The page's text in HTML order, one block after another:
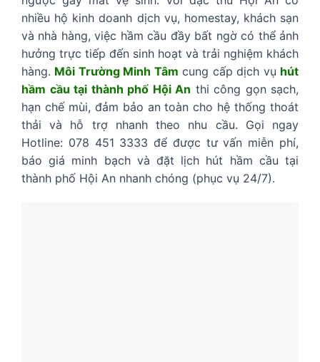
nhiều hộ kinh doanh dịch vụ, homestay, khách sạn
và nhà hàng, việc hầm cầu đầy bất ngờ có thể ảnh
hưởng trực tiếp đến sinh hoạt và trải nghiệm khách
hàng. Môi Trường Minh Tâm cung cấp dịch vụ hút
hầm cầu tại thành phố Hội An thi công gọn sạch,
hạn chế mùi, đảm bảo an toàn cho hệ thống thoát
thải và hỗ trợ nhanh theo nhu cầu. Gọi ngay
Hotline: 078 451 3333 để được tư vấn miễn phí,
báo giá minh bạch và đặt lịch hút hầm cầu tại
thành phố Hội An nhanh chóng (phục vụ 24/7).